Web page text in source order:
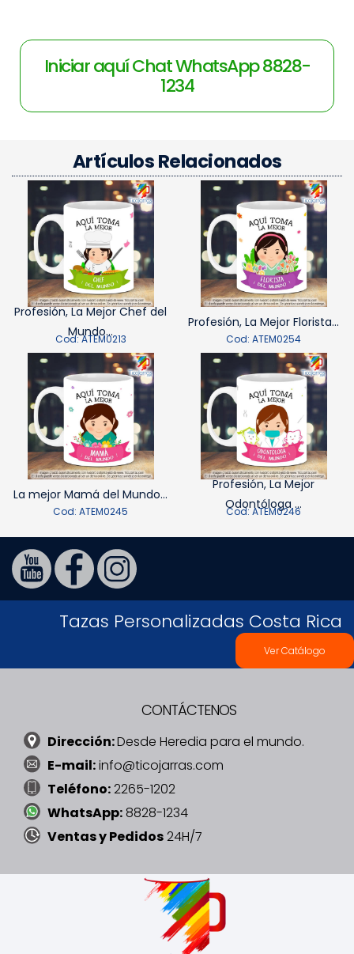
Iniciar aquí Chat WhatsApp 8828-
1234
Artículos Relacionados
Profesión, La Mejor Chef del
Mundo...
Cod: ATEM0213
Profesión, La Mejor Florista...
Cod: ATEM0254
La mejor Mamá del Mundo...
Cod: ATEM0245
Profesión, La Mejor
Odontóloga ...
Cod: ATEM0246
Tazas Personalizadas Costa Rica
Ver Catálogo
CONTÁCTENOS
Dirección:Desde Heredia para el mundo.
E-mail:info@ticojarras.com
Teléfono:2265-1202
WhatsApp:8828-1234
Ventas y Pedidos24H/7